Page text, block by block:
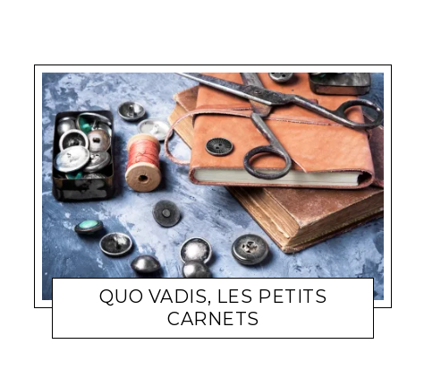
QUO VADIS, LES PETITS
CARNETS
SHOPPING CORINNE 23 MARS 2010